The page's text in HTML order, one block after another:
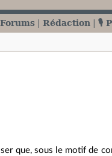
Forums Rédaction 🎙️
que, sous le motif de